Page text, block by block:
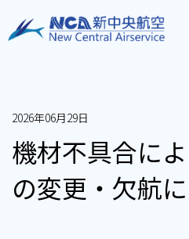
時刻表・運賃
空港ガイド・アクセス
2026年06月29日
機材不具合に
の変更・欠航